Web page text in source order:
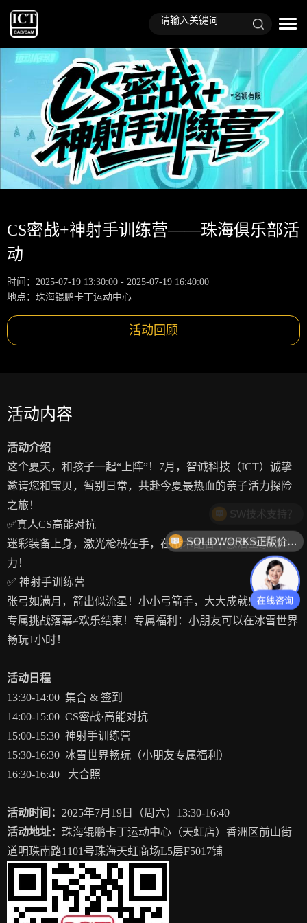
CS密战+神射手训练营——珠海俱乐部活
动
时间：2025-07-19 13:30:00 - 2025-07-19 16:40:00
地点：珠海锟鹏卡丁运动中心
活动回顾
活动内容
活动介绍
这个夏天，和孩子一起“上阵”！7月，智诚科技（ICT）诚挚
邀请您和宝贝，暂别日常，共赴今夏最热血的亲子活力探险
之旅！
✅真人CS高能对抗
迷彩装备上身，激光枪械在手，在战术配合中激活全家战斗
力！
✅ 神射手训练营
张弓如满月，箭出似流星！小小弓箭手，大大成就感！
专属挑战落幕≠欢乐结束！专属福利：小朋友可以在冰雪世界
畅玩1小时！
活动日程
13:30-14:00 集合 & 签到
14:00-15:00 CS密战·高能对抗
15:00-15:30 神射手训练营
15:30-16:30 冰雪世界畅玩（小朋友专属福利）
16:30-16:40 大合照
活动时间： 2025年7月19日（周六）13:30-16:40
活动地址： 珠海锟鹏卡丁运动中心（天虹店）香洲区前山街
道明珠南路1101号珠海天虹商场L5层F5017铺
SOLIDWORKS正版价格？
SW技术支持？